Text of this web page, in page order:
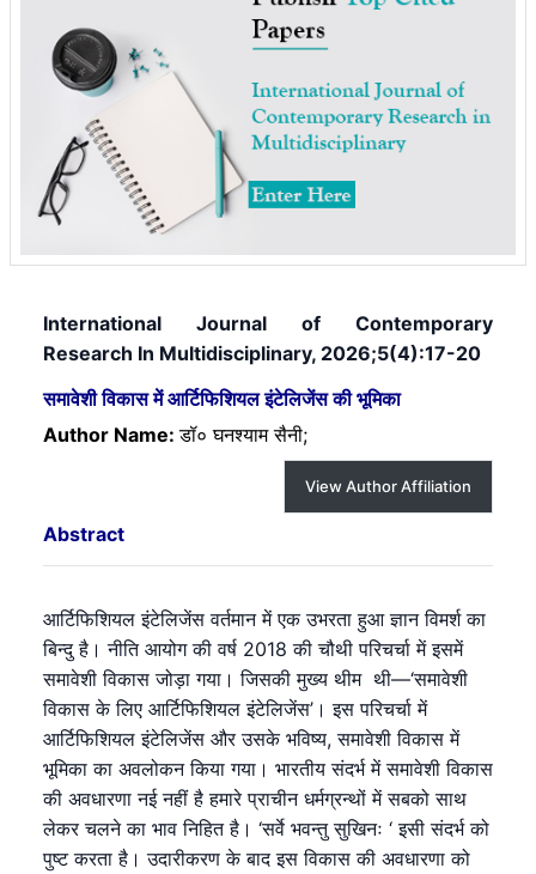
International Journal of Contemporary
Research In Multidisciplinary, 2026;5(4):17-20
समावेशी विकास में आर्टिफिशियल इंटेलिजेंस की भूमिका
Author Name:डॉ० घनश्याम सैनी;
View Author Affiliation
Abstract
आर्टिफिशियल इंटेलिजेंस वर्तमान में एक उभरता हुआ ज्ञान विमर्श का
बिन्दु है। नीति आयोग की वर्ष 2018 की चौथी परिचर्चा में इसमें
समावेशी विकास जोड़ा गया। जिसकी मुख्य थीम थी—‘समावेशी
विकास के लिए आर्टिफिशियल इंटेलिजेंस’। इस परिचर्चा में
आर्टिफिशियल इंटेलिजेंस और उसके भविष्य, समावेशी विकास में
भूमिका का अवलोकन किया गया। भारतीय संदर्भ में समावेशी विकास
की अवधारणा नई नहीं है हमारे प्राचीन धर्मग्रन्थों में सबको साथ
लेकर चलने का भाव निहित है। ‘सर्वे भवन्तु सुखिनः ‘ इसी संदर्भ को
पुष्ट करता है। उदारीकरण के बाद इस विकास की अवधारणा को